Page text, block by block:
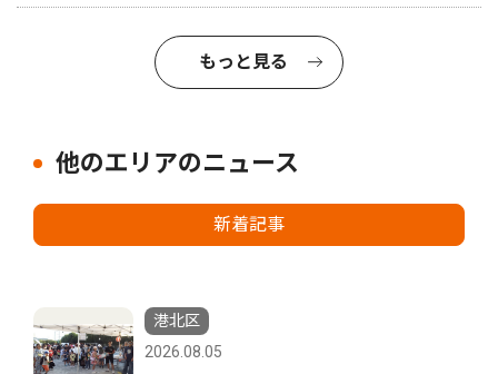
もっと見る
他のエリアのニュース
新着記事
港北区
2026.08.05